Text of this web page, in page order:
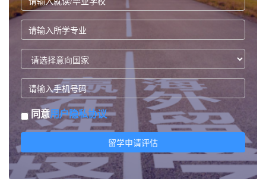
同意用户隐私协议
留学申请评估